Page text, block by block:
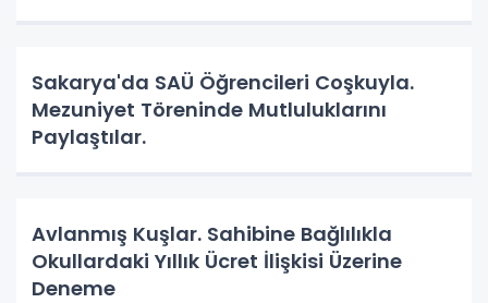
Sakarya'da SAÜ Öğrencileri Coşkuyla.
Mezuniyet Töreninde Mutluluklarını
Paylaştılar.
Avlanmış Kuşlar. Sahibine Bağlılıkla
Okullardaki Yıllık Ücret İlişkisi Üzerine
Deneme